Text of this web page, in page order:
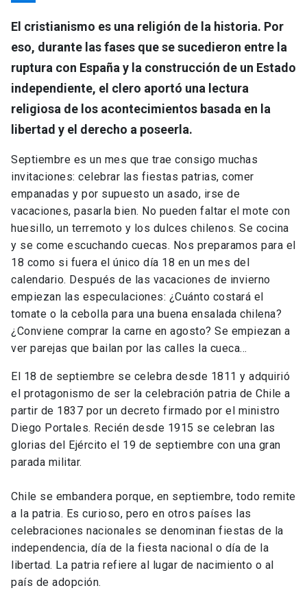
El cristianismo es una religión de la historia. Por
eso, durante las fases que se sucedieron entre la
ruptura con España y la construcción de un Estado
independiente, el clero aportó una lectura
religiosa de los acontecimientos basada en la
libertad y el derecho a poseerla.
Septiembre es un mes que trae consigo muchas
invitaciones: celebrar las fiestas patrias, comer
empanadas y por supuesto un asado, irse de
vacaciones, pasarla bien. No pueden faltar el mote con
huesillo, un terremoto y los dulces chilenos. Se cocina
y se come escuchando cuecas. Nos preparamos para el
18 como si fuera el único día 18 en un mes del
calendario. Después de las vacaciones de invierno
empiezan las especulaciones: ¿Cuánto costará el
tomate o la cebolla para una buena ensalada chilena?
¿Conviene comprar la carne en agosto? Se empiezan a
ver parejas que bailan por las calles la cueca…
El 18 de septiembre se celebra desde 1811 y adquirió
el protagonismo de ser la celebración patria de Chile a
partir de 1837 por un decreto firmado por el ministro
Diego Portales. Recién desde 1915 se celebran las
glorias del Ejército el 19 de septiembre con una gran
parada militar.
Chile se embandera porque, en septiembre, todo remite
a la patria. Es curioso, pero en otros países las
celebraciones nacionales se denominan fiestas de la
independencia, día de la fiesta nacional o día de la
libertad. La patria refiere al lugar de nacimiento o al
país de adopción.